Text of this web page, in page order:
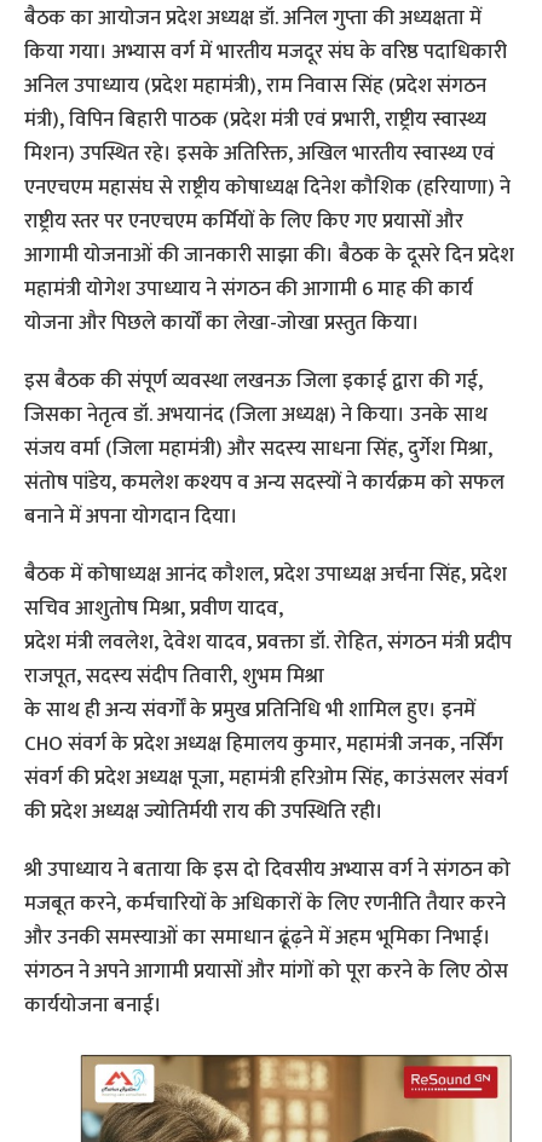
बैठक का आयोजन प्रदेश अध्यक्ष डॉ. अनिल गुप्ता की अध्यक्षता में
किया गया। अभ्यास वर्ग में भारतीय मजदूर संघ के वरिष्ठ पदाधिकारी
अनिल उपाध्याय (प्रदेश महामंत्री), राम निवास सिंह (प्रदेश संगठन
मंत्री), विपिन बिहारी पाठक (प्रदेश मंत्री एवं प्रभारी, राष्ट्रीय स्वास्थ्य
मिशन) उपस्थित रहे। इसके अतिरिक्त, अखिल भारतीय स्वास्थ्य एवं
एनएचएम महासंघ से राष्ट्रीय कोषाध्यक्ष दिनेश कौशिक (हरियाणा) ने
राष्ट्रीय स्तर पर एनएचएम कर्मियों के लिए किए गए प्रयासों और
आगामी योजनाओं की जानकारी साझा की। बैठक के दूसरे दिन प्रदेश
महामंत्री योगेश उपाध्याय ने संगठन की आगामी 6 माह की कार्य
योजना और पिछले कार्यों का लेखा-जोखा प्रस्तुत किया।
इस बैठक की संपूर्ण व्यवस्था लखनऊ जिला इकाई द्वारा की गई,
जिसका नेतृत्व डॉ. अभयानंद (जिला अध्यक्ष) ने किया। उनके साथ
संजय वर्मा (जिला महामंत्री) और सदस्य साधना सिंह, दुर्गेश मिश्रा,
संतोष पांडेय, कमलेश कश्यप व अन्य सदस्यों ने कार्यक्रम को सफल
बनाने में अपना योगदान दिया।
बैठक में कोषाध्यक्ष आनंद कौशल, प्रदेश उपाध्यक्ष अर्चना सिंह, प्रदेश
सचिव आशुतोष मिश्रा, प्रवीण यादव,
प्रदेश मंत्री लवलेश, देवेश यादव, प्रवक्ता डॉ. रोहित, संगठन मंत्री प्रदीप
राजपूत, सदस्य संदीप तिवारी, शुभम मिश्रा
के साथ ही अन्य संवर्गों के प्रमुख प्रतिनिधि भी शामिल हुए। इनमें
CHO संवर्ग के प्रदेश अध्यक्ष हिमालय कुमार, महामंत्री जनक, नर्सिंग
संवर्ग की प्रदेश अध्यक्ष पूजा, महामंत्री हरिओम सिंह, काउंसलर संवर्ग
की प्रदेश अध्यक्ष ज्योतिर्मयी राय की उपस्थिति रही।
श्री उपाध्याय ने बताया कि इस दो दिवसीय अभ्यास वर्ग ने संगठन को
मजबूत करने, कर्मचारियों के अधिकारों के लिए रणनीति तैयार करने
और उनकी समस्याओं का समाधान ढूंढ़ने में अहम भूमिका निभाई।
संगठन ने अपने आगामी प्रयासों और मांगों को पूरा करने के लिए ठोस
कार्ययोजना बनाई।